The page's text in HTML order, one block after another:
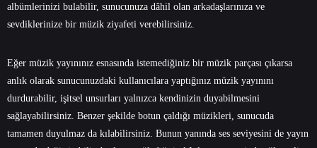
albümlerinizi bulabilir, sunucunuza dâhil olan arkadaşlarınıza ve
sevdiklerinize bir müzik ziyafeti verebilirsiniz.
Eğer müzik yayınınız esnasında istemediğiniz bir müzik parçası çıkarsa
anlık olarak sunucunuzdaki kullanıcılara yaptığınız müzik yayınını
durdurabilir, işitsel unsurları yalnızca kendinizin duyabilmesini
sağlayabilirsiniz. Benzer şekilde botun çaldığı müzikleri, sunucuda
tamamen duyulmaz da kılabilirsiniz. Bunun yanında ses seviyesini de yayın